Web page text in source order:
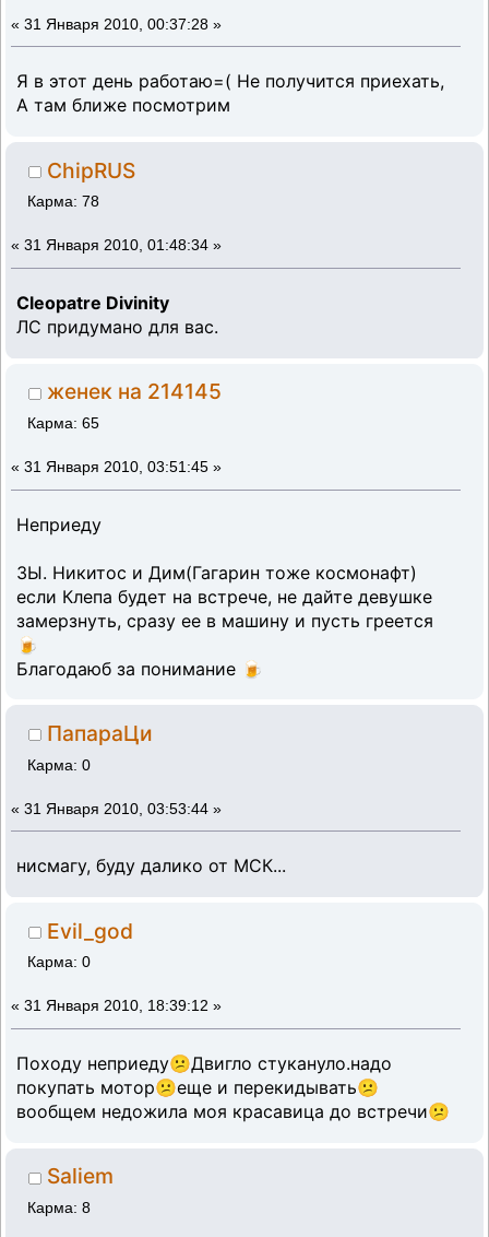
« 31 Января 2010, 00:37:28 »
Я в этот день работаю=( Не получится приехать,
А там ближе посмотрим
ChipRUS
Карма: 78
« 31 Января 2010, 01:48:34 »
Cleopatre Divinity
ЛС придумано для вас.
женек на 214145
Карма: 65
« 31 Января 2010, 03:51:45 »
Неприеду
ЗЫ. Никитос и Дим(Гагарин тоже космонафт)
если Клепа будет на встрече, не дайте девушке
замерзнуть, сразу ее в машину и пусть греется
🍺
Благодаюб за понимание 🍺
ПапараЦи
Карма: 0
« 31 Января 2010, 03:53:44 »
нисмагу, буду далико от МСК...
Evil_god
Карма: 0
« 31 Января 2010, 18:39:12 »
Походу неприеду😕Двигло стукануло.надо
покупать мотор😕еще и перекидывать😕
вообщем недожила моя красавица до встречи😕
Saliem
Карма: 8